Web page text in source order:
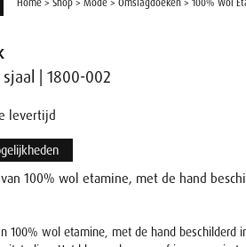
Home > Shop > Mode > Omslagdoeken > 100% Wol
| 1800-002
levertijd
100% wol etamine, met de hand
100% wol etamine, met de hand